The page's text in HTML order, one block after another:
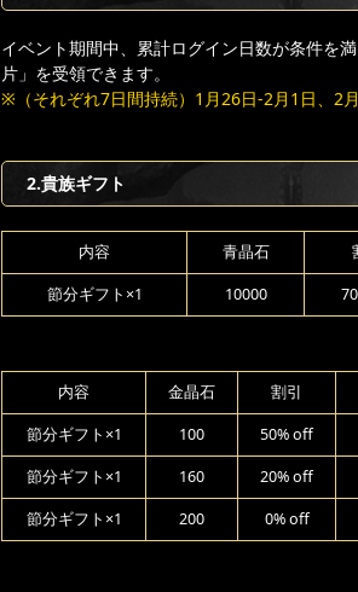
イベント期間中、累計ログイン日数が条件を
片」を受領できます。
※（それぞれ7日間持続）1月26日-2月1日、2
2.貴族ギフト
内容 青晶石
節分ギフト×1 10000
内容 金晶石 割引
節分ギフト×1 100 50% off
節分ギフト×1 160 20% off
節分ギフト×1 200 0% off